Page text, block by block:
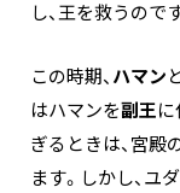
し、王を救うので
この時期、 ハマン
はハマンを副王
ぎるときは、宮
ます。しかし、